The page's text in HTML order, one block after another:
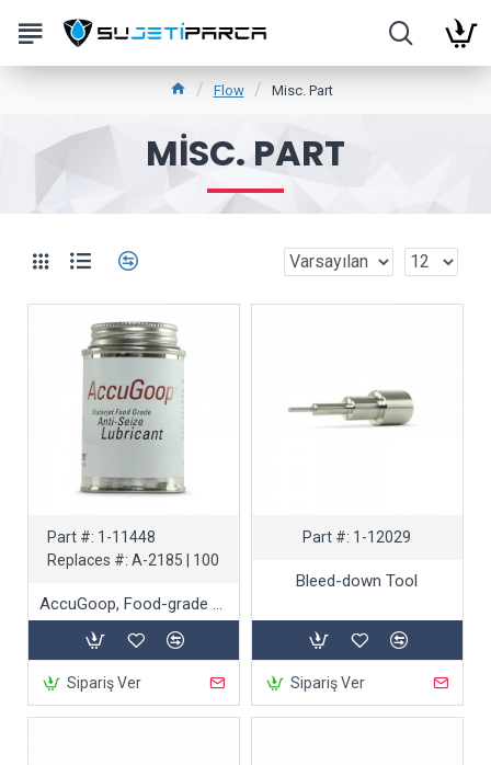
Flow Misc. Part
MISC. PART
Part #: 1-11448
Replaces #: A-2185 | 100
AccuGoop, Food-grade anti-seize lubricant, 4 oz.
Sipariş Ver
Part #: 1-12029
Bleed-down Tool
Sipariş Ver